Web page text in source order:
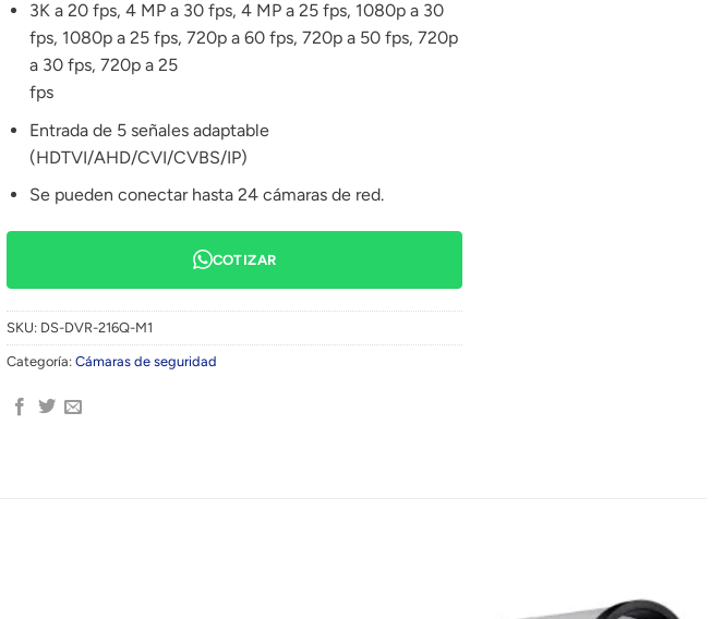
3K a 20 fps, 4 MP a 30 fps, 4 MP a 25 fps, 1080p a 30
fps, 1080p a 25 fps, 720p a 60 fps, 720p a 50 fps, 720p
a 30 fps, 720p a 25
fps
Entrada de 5 señales adaptable
(HDTVI/AHD/CVI/CVBS/IP)
Se pueden conectar hasta 24 cámaras de red.
COTIZAR
SKU: DS-DVR-216Q-M1
Categoría: Cámaras de seguridad